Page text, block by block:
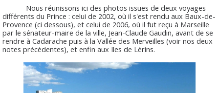
Nous réunissons ici des photos issues de deux voyages
différents du Prince : celui de 2002, où il s'est rendu aux Baux-de-
Provence (ci dessous), et celui de 2006, où il fut reçu à Marseille
par le sénateur-maire de la ville, Jean-Claude Gaudin, avant de se
rendre à Cadarache puis à la Vallée des Merveilles (voir nos deux
notes précédentes), et enfin aux Iles de Lérins.